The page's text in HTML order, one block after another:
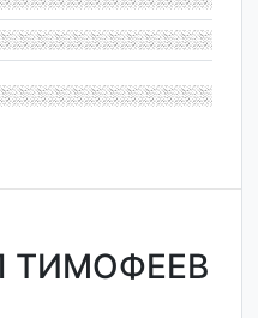
ТИМОФЕЕВ